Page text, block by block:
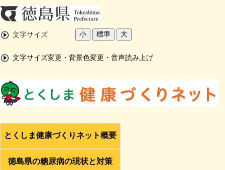
文字サイズ 小 標準 大
文字サイズ変更・背景色変更・音声読み上げ
とくしま健康づくりネット概要
徳島県の糖尿病の現状と対策